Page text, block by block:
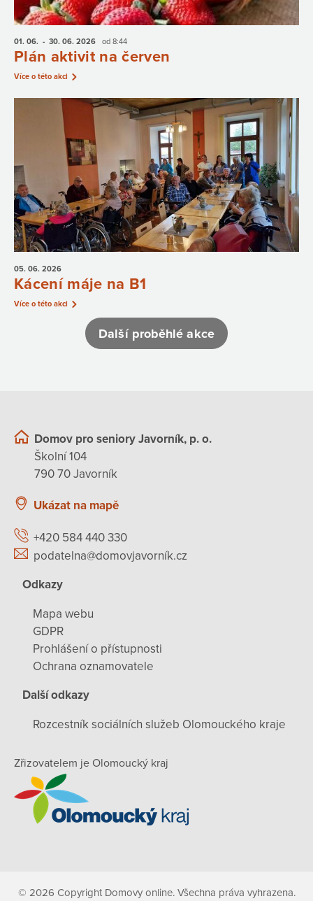
01. 06. - 30. 06. 2026 od 8:44
Plán aktivit na červen
Více o této akci
05. 06. 2026
Kácení máje na B1
Více o této akci
Další proběhlé akce
Domov pro seniory Javorník, p. o.
Školní 104
790 70 Javorník
Ukázat na mapě
+420 584 440 330
podatelna@domovjavorník.cz
Odkazy
Mapa webu
GDPR
Prohlášení o přístupnosti
Ochrana oznamovatele
Další odkazy
Rozcestník sociálních služeb Olomouckého kraje
Zřizovatelem je Olomoucký kraj
© 2026 Copyright Domovy online. Všechna práva vyhrazena.